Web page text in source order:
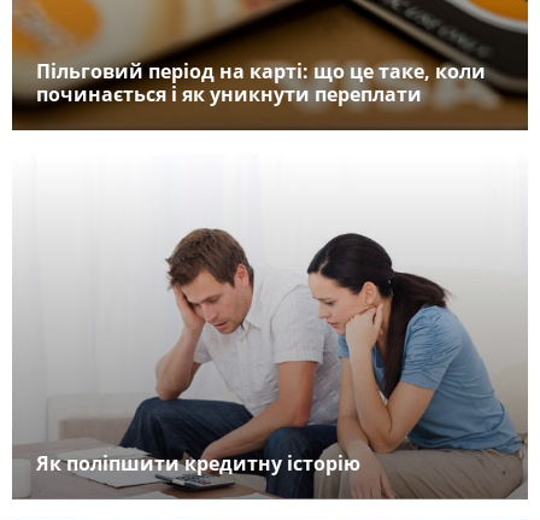
Пільговий період на карті: що це таке, коли
починається і як уникнути переплати
Як поліпшити кредитну історію